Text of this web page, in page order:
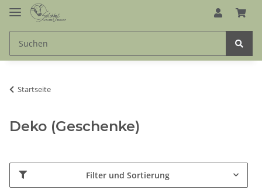
Startseite
Deko (Geschenke)
Filter und Sortierung